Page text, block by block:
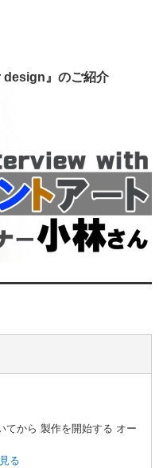
』のご紹介
てから 製作を開始する オー
る